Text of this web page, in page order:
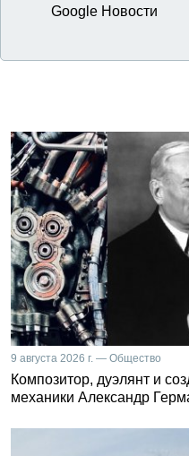
Google Новости
9 августа 2026 г. — Общество
Композитор, дуэлянт и
механики Александр